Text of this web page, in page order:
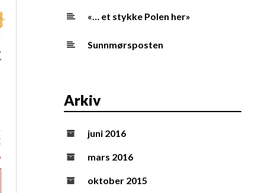
«… et stykke Polen her»
Sunnmørsposten
Arkiv
juni 2016
mars 2016
oktober 2015